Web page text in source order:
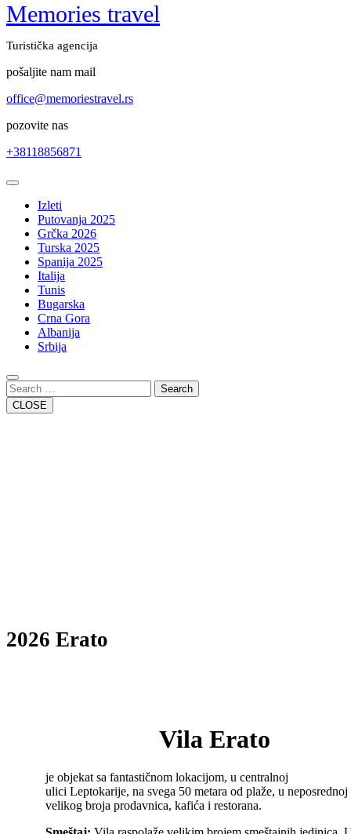
Memories travel
Turistička agencija
pošaljite nam mail
office@memoriestravel.rs
pozovite nas
+38118856871
Open
ButtonIzleti
Putovanja 2025
Grčka 2026
Turska 2025
Spanija 2025
Italija
Tunis
Bugarska
Crna Gora
Albanija
Srbija
Close
Button
Search
CLOSE
2026 Erato
Vila Erato
je objekat sa fantastičnom lokacijom, u centralnoj
ulici Leptokarije, na svega 50 metara od plaže, u
velikog broja prodavnica, kafića i restorana.